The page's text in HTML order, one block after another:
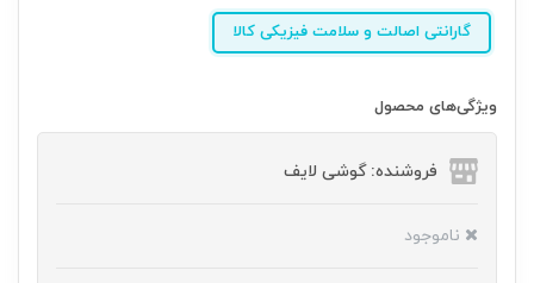
گارانتی اصالت و سلامت فیزیکی کالا
ویژگی‌های محصول
فروشنده: گوشی لایف
ناموجود